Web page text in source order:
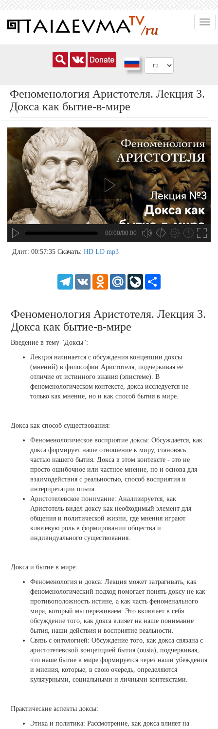
основному
/ru
Феноменология Аристотеля. Лекция 3.
Докса как бытие-в-мире
00:00/00:00
Длит: 00:57:35 Скачать: HD LD mp3
TelegramVK Odnoklassniki
Mail.Ru LiveJournal
Феноменология Аристотеля. Лекция 3.
Докса как бытие-в-мире
Введение в тему "Доксы":
Лекция начинается с обсуждения концепции доксы
(мнений) в философии Аристотеля, подчеркивая её
отличие от истинного знания (эпистеме). В
феноменологическом контексте, докса исследуется не
только как мнение, но и как способ бытия в мире.
Докса как способ существования:
Феноменологическое восприятие доксы: Обсуждается, как
докса формирует наше отношение к миру, становясь
частью нашего бытия. Докса в этом контексте - это не
просто ошибочное или частное мнение, но и основа для
взаимодействия с реальностью, способ восприятия и
интерпретации опыта.
Аристотелевское понимание: Анализируется, как
Аристотель видел доксу как необходимый элемент для
общения и политической жизни, где мнения играют
ключевую роль в формировании общества и
индивидуального существования.
Докса и бытие в мире:
Феноменология и докса: Лекция может затрагивать, как
феноменологический подход помогает понять доксу не как
противоположность истине, а как часть феноменального
мира, который мы переживаем. Это включает в себя
обсуждение того, как докса влияет на наше понимание
бытия, наши действия и восприятие реальности.
Связь с онтологией: Обсуждение того, как докса связана с
аристотелевской концепцией бытия (ousia), подчеркивая,
что наше бытие в мире формируется через наши убеждения
и мнения, которые, в свою очередь, определяются
культурными, социальными и личными контекстами.
Практические аспекты доксы:
Этика и политика: Рассмотрение, как докса влияет на